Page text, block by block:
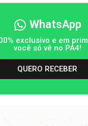
WhatsApp
exclusivo e em
você só vê no PA4!
QUERO RECEBER